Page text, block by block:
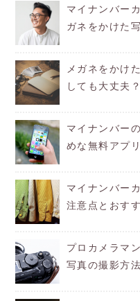
マイナンバー
ガネをかけた
メガネをかけ
しても大丈夫？
マイナンバー
めな無料アプ
マイナンバー
注意点とおす
プロカメラマ
写真の撮影方